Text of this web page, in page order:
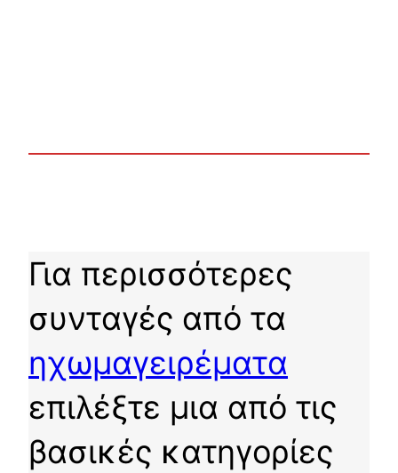
Για περισσότερες
συνταγές από τα
ηχωμαγειρέματα
επιλέξτε μια από τις
βασικές κατηγορίες